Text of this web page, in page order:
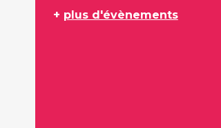
+ plus d'évènements